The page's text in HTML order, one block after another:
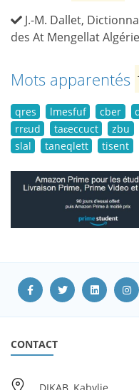
J.-M. Dallet,
des At Mengellat
Mots apparentés
qres lmesfuf cber
rrɛud
taɛeccuct zbu
slal
taneqlett tisent
CONTACT
DIKAB, Kabylie